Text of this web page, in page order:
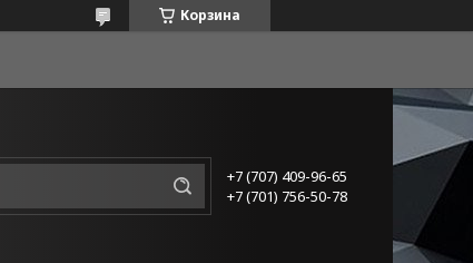
Корзина
+7 (707) 409-96-65
+7 (701) 756-50-78